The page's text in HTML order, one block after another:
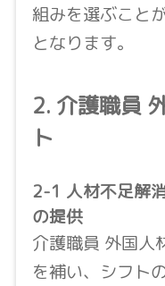
組みを選ぶこと
となります。
2. 介護職員
ト
2-1 人材不足解
の提供
介護職員 外国人
を補い、シフト